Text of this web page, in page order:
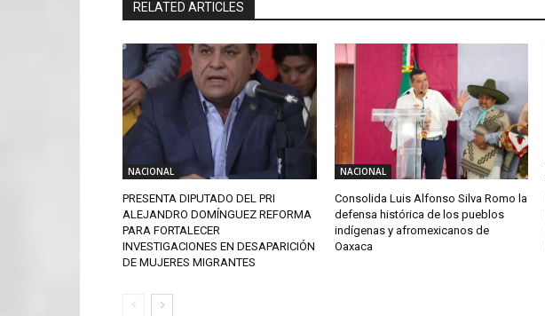
RELATED ARTICLES
NACIONAL
PRESENTA DIPUTADO DEL PRI
ALEJANDRO DOMÍNGUEZ REFORMA
PARA FORTALECER
INVESTIGACIONES EN DESAPARICIÓN
DE MUJERES MIGRANTES
NACIONAL
Consolida Luis Alfonso Silva Romo la
defensa histórica de los pueblos
indígenas y afromexicanos de
Oaxaca